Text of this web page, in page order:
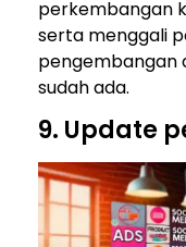
perkembangan
serta menggali
pengembangan
sudah ada.
9. Update